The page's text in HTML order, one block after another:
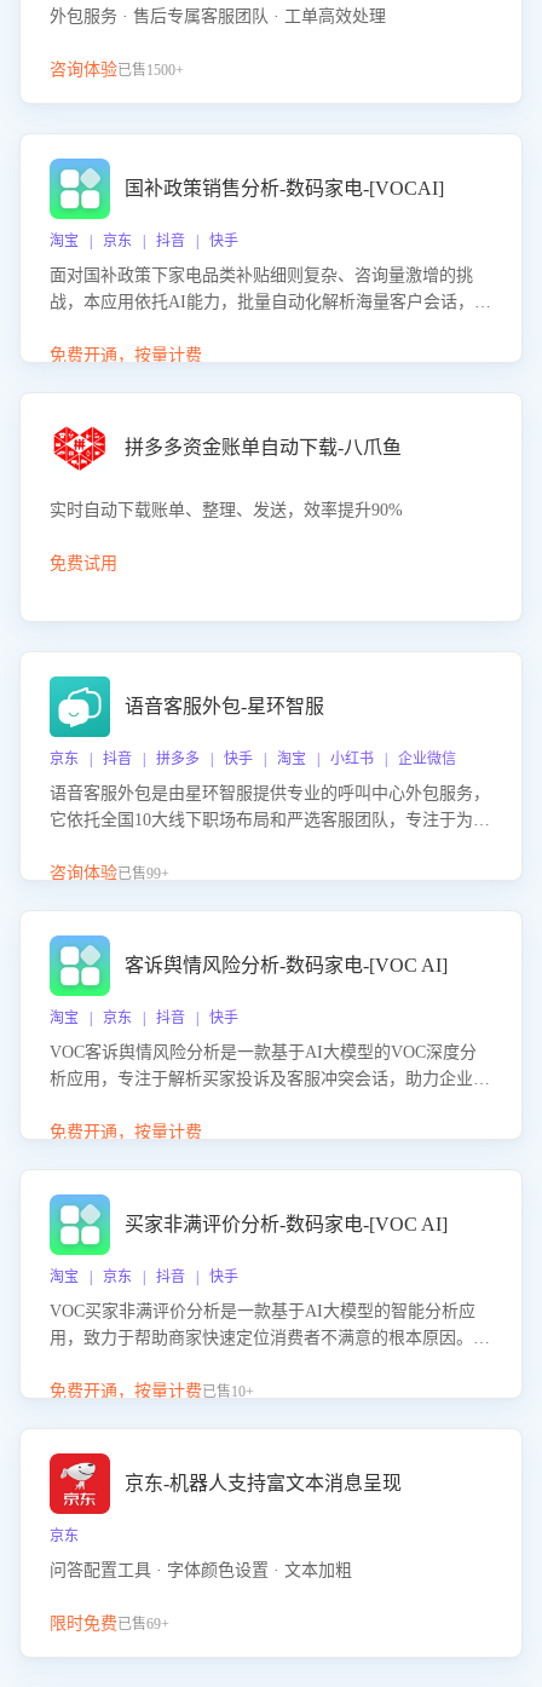
外包服务 · 售后专属客服团队 · 工单高效处理
咨询体验已售1500+
国补政策销售分析-数码家电-[VOCAI]
淘宝 | 京东 | 抖音 | 快手
面对国补政策下家电品类补贴细则复杂、咨询量激增的挑
战，本应用依托AI能力，批量自动化解析海量客户会话，精
购买意向，深度洞察决策动因。同时全面评估客服团队政策
度、客服转化能力及销售业绩。
免费开通，按量计费
拼多多资金账单自动下载-八爪鱼
实时自动下载账单、整理、发送，效率提升90%
免费试用
语音客服外包-星环智服
京东 | 抖音 | 拼多多 | 快手 | 淘宝 | 小红书 | 企业微信
语音客服外包是由星环智服提供专业的呼叫中心外包服务，
它依托全国10大线下职场布局和严选客服团队，专注于为企
客服团队和智能工具提升语音客服服务效率和质量，帮助企
咨询体验已售99+
客诉舆情风险分析-数码家电-[VOC AI]
淘宝 | 京东 | 抖音 | 快手
VOC客诉舆情风险分析是一款基于AI大模型的VOC深度分
析应用，专注于解析买家投诉及客服冲突会话，助力企业精
别客户情绪、归因争议根源，并客观评估客服应对合理性与
能力，阻断差评扩散，维护品牌声誉，实现客户满意度的持
续提升。
免费开通，按量计费
买家非满评价分析-数码家电-[VOC AI]
淘宝 | 京东 | 抖音 | 快手
VOC买家非满评价分析是一款基于AI大模型的智能分析应
用，致力于帮助商家快速定位消费者不满意的根本原因。该
客服原因或其它部门原因，明确责任归属，提供可落地的改
改，有效提升客户满意度和店铺整体服务质量。
免费开通，按量计费已售10+
京东-机器人支持富文本消息呈现
京东
问答配置工具 · 字体颜色设置 · 文本加粗
限时免费已售69+